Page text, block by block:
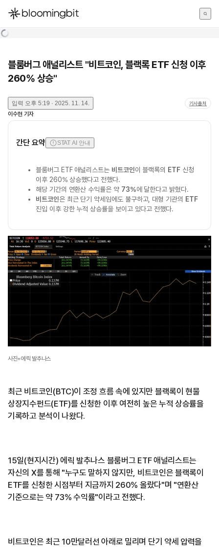
한국어
블룸버그 애널리스트 "비트코인, 블랙록 ETF 신청 이후
260% 상승"
입력 오후 5:19 · 2025. 11. 14. 기사출처
이수현 기자
간단 요약 STAT AI 안내
블룸버그 ETF 애널리스트는 비트코인이 블랙록의 ETF신청
이후 260% 상승했다고 전했다.
해당 기간의 연환산 수익률은 약 73%에 달한다고 밝혔다.
비트코인은 최근 단기 약세임에도 불구하고, 대형 기관의 ETF
진입 이후 강한 누적 상승률을 보이고 있다고 전했다.
사진=에릭 발추나스
최근 비트코인(BTC)이 조정 흐름 속에 있지만 블랙록이 현물
상장지수펀드(ETF)를 신청한 이후 여전히 높은 누적 상승률을
기록하고 분석이 나왔다.
15일(현지시간) 에릭 발추나스 블룸버그 ETF 애널리스트는
자신의 X를 통해 "누구도 말하지 않지만, 비트코인은 블랙록이
ETF를 신청한 시점부터 지금까지 260% 올랐다"며 "연환산
기준으로는 약 73% 수익률"이라고 전했다.
비트코인은 최근 10만달러선 아래로 밀리며 단기 약세 압력을